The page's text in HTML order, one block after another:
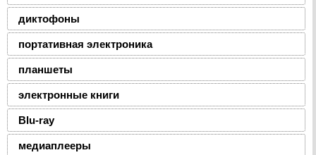
диктофоны
портативная электроника
планшеты
электронные книги
Blu-ray
медиаплееры